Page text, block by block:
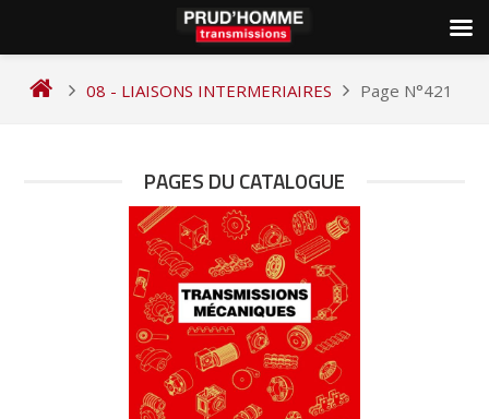
08 - LIAISONS INTERMERIAIRES Page N°421
PAGES DU CATALOGUE